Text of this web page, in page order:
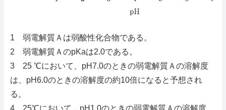
1 弱電解質Ａは弱酸性化合物である。
2 弱電解質ＡのpKaは2.0である。
3 25 ℃において、pH7.0のときの弱電解質Ａの溶解度
は、pH6.0のときの溶解度の約10倍になると予想され
る。